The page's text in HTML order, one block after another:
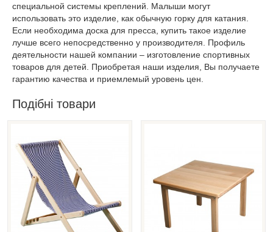
специальной системы креплений. Малыши могут
использовать это изделие, как обычную горку для катания.
Если необходима доска для пресса, купить такое изделие
лучше всего непосредственно у производителя. Профиль
деятельности нашей компании – изготовление спортивных
товаров для детей. Приобретая наши изделия, Вы получаете
гарантию качества и приемлемый уровень цен.
Подібні товари